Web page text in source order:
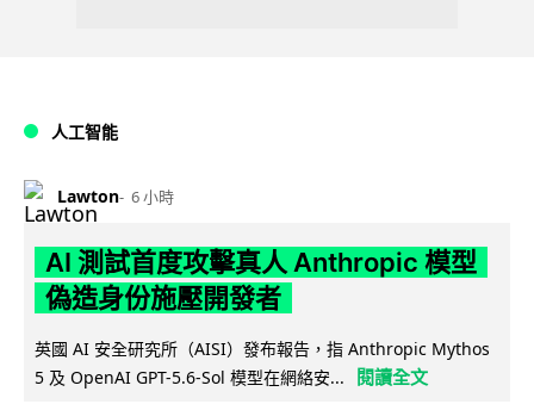
人工智能
Lawton 6 小時
AI 測試首度攻擊真人 Anthropic 模型
偽造身份施壓開發者
英國 AI 安全研究所（AISI）發布報告，指 Anthropic Mythos
5 及 OpenAI GPT-5.6-Sol 模型在網絡安...
閱讀全文